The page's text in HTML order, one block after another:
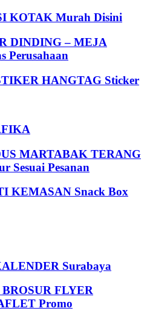
KOTAK Murah Disini
DINDING – MEJA
Perusahaan
HANGTAG Sticker
MARTABAK TERANG
Sesuai Pesanan
KEMASAN Snack Box
Surabaya
FLYER
Promo